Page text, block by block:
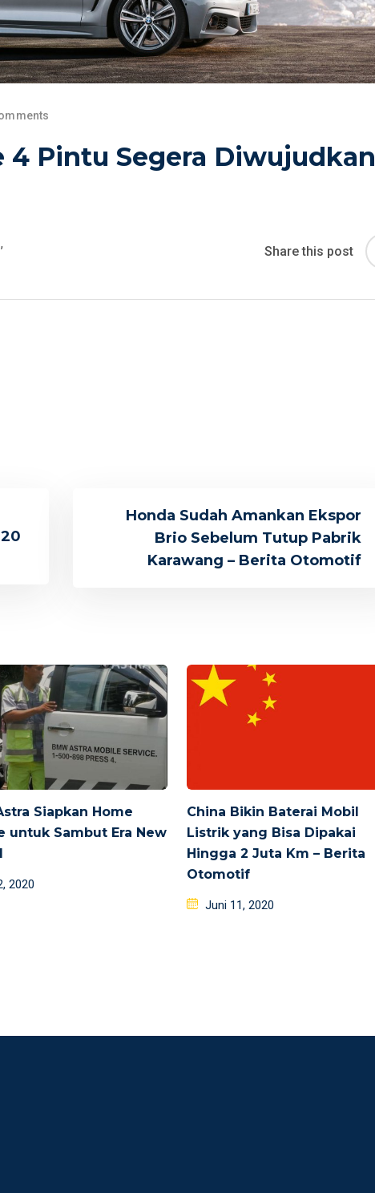
4 Pintu Segera Diwujudkan
, Share this post
Honda Sudah Amankan Ekspor
Brio Sebelum Tutup Pabrik
Karawang – Berita Otomotif
Siapkan Home
untuk Sambut Era New
2020
China Bikin Baterai Mobil
Listrik yang Bisa Dipakai
Hingga 2 Juta Km – Berita
Otomotif
Posted
Juni 11, 2020